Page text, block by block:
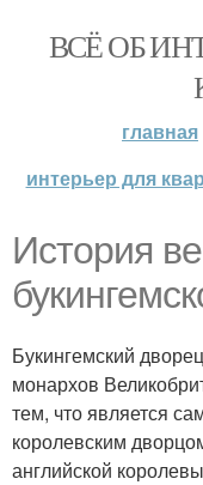
ВСЁ ОБ
главная
интерьер для
История
Букингемский
монархов
тем, что является
королевским
английской